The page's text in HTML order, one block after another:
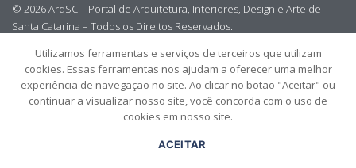
© 2026 ArqSC – Portal de Arquitetura, Interiores, Design e Arte de
Santa Catarina – Todos os Direitos Reservados.
Utilizamos ferramentas e serviços de terceiros que utilizam
cookies. Essas ferramentas nos ajudam a oferecer uma melhor
experiência de navegação no site. Ao clicar no botão "Aceitar" ou
continuar a visualizar nosso site, você concorda com o uso de
cookies em nosso site.
ACEITAR